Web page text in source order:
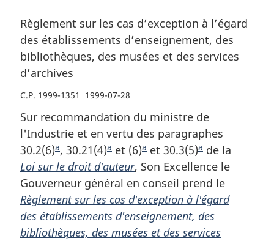
d’archives
d’archives
Règlement sur les cas d’exception à l’égard
des établissements d’enseignement, des
bibliothèques, des musées et des services
d’archives
C.P. 1999-1351 1999-07-28
Sur recommandation du ministre de
l'Industrie et en vertu des paragraphes
30.2(6)N
o
t
e
d
e
a, 30.21(4)N
o
t
e
d
e
a et (6)N
o
t
e
d
e
a et 30.3(5)N
o
t
e
d
e
a de la
Loi sur le droit d'auteur, Son Excellence le
Gouverneur général en conseil prend le
Règlement sur les cas d'exception à l'égard
des établissements d'enseignement, des
bibliothèques, des musées et des services